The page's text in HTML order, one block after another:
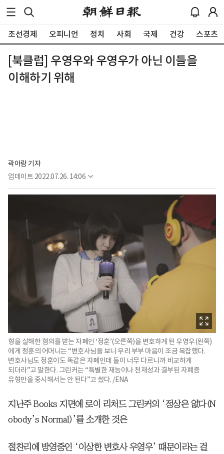
조선경제 오피니언 정치 사회 국제 건강 스포츠
[북클럽] 우영우와 우영우가 아닌 이들을
이해하기 위해
곽아람 기자
업데이트 2022.07.26. 14:06
형을 살해한 혐의를 받는 자폐인 ‘정훈’(오른쪽)을 변호하게 된 우영우(왼쪽)
에게 정훈의 어머니는 “변호사님을 보니 우리 부부 마음이 조금 복잡했다.
변호사님도 정훈이도 똑같은 자폐인데 둘이 너무 다르니까 비교하게
되더라”고 말한다. 그린커는 “특별한 재능이나 천재성과 결부된 자폐증
유형만을 중시해서는 안 된다”고 썼다. /ENA
지난주 Books 지면에 로이 리처드 그린커의 ‘정상은 없다(N
obody’s Normal)’를 소개한 것은
절찬리에 방영중인 ‘이상한 변호사 우영우’ 떄문이라는 걸